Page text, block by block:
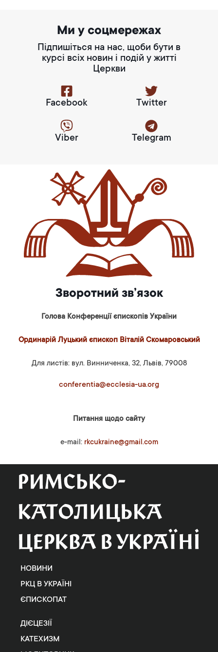
Ми у соцмережах
Підпишіться на нас, щоби бути в
курсі всіх новин і подій у житті
Церкви
Facebook Twitter
Viber Telegram
Зворотний зв’язок
Голова Конференції єпископів України
Ординарій Луцький єпископ Віталій Скомаровський
Для листів: вул. Винниченка, 32, Львів, 79008
conferentia@ecclesia-ua.org
Питання щодо сайту
e-mail: rkcukraine@gmail.com
НОВИНИ
РКЦ В УКРАЇНІ
ЄПИСКОПАТ
ДІЄЦЕЗІЇ
КАТЕХИЗМ